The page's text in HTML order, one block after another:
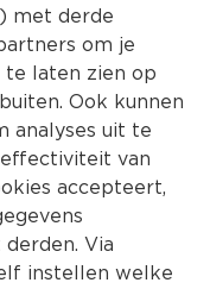
met derde
om je
te laten zien op
Ook kunnen
analyses uit te
van
accepteert,
Via
instellen welke